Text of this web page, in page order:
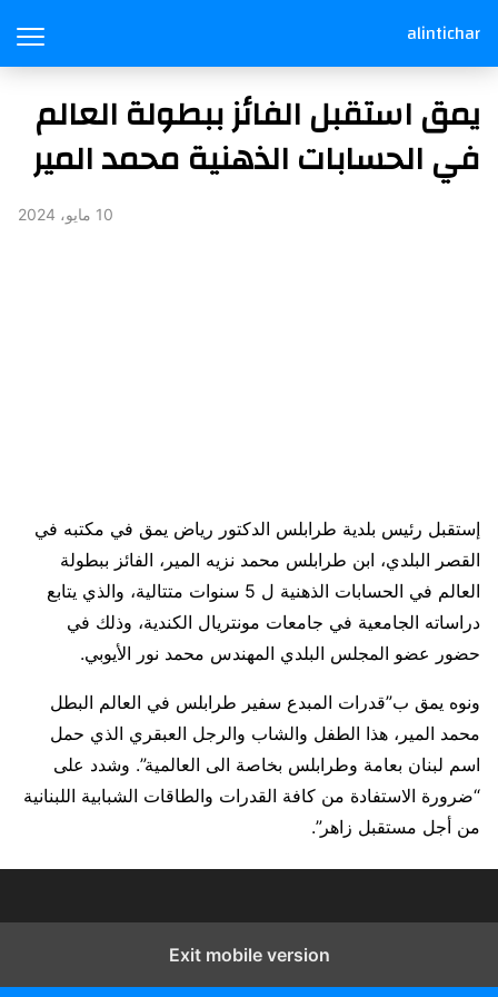
alintichar
يمق استقبل الفائز ببطولة العالم
في الحسابات الذهنية محمد المير
10 مايو، 2024
إستقبل رئيس بلدية طرابلس الدكتور رياض يمق في مكتبه في
القصر البلدي، ابن طرابلس محمد نزيه المير، الفائز ببطولة
العالم في الحسابات الذهنية ل 5 سنوات متتالية، والذي يتابع
دراساته الجامعية في جامعات مونتريال الكندية، وذلك في
حضور عضو المجلس البلدي المهندس محمد نور الأيوبي.
ونوه يمق ب”قدرات المبدع سفير طرابلس في العالم البطل
محمد المير، هذا الطفل والشاب والرجل العبقري الذي حمل
اسم لبنان بعامة وطرابلس بخاصة الى العالمية”. وشدد على
“ضرورة الاستفادة من كافة القدرات والطاقات الشبابية اللبنانية
من أجل مستقبل زاهر”.
Exit mobile version